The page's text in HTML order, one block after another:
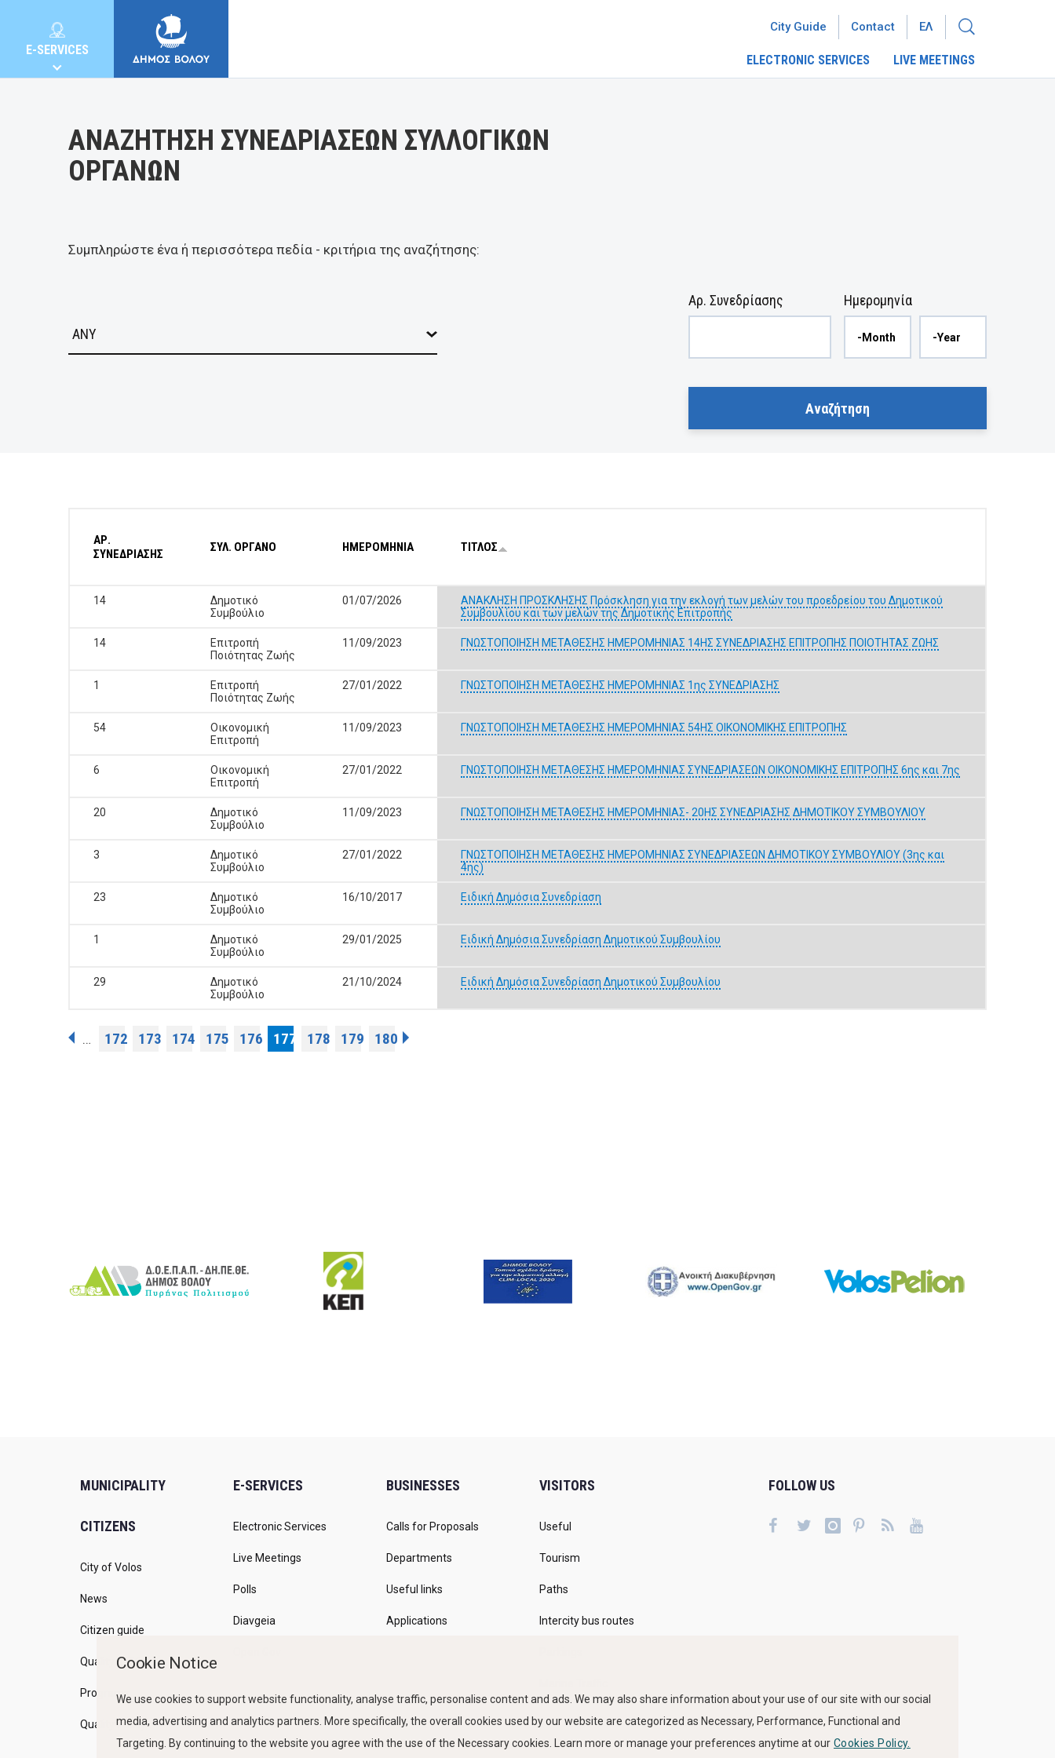
E-SERVICES
BUSINESSES
ELECTRONIC SERVICES LIVE MEETINGS
City Guide Contact ΕΛ
ΑΝΑΖΗΤΗΣΗ ΣΥΝΕΔΡΙΑΣΕΩΝ ΣΥΛΛΟΓΙΚΩΝ
ΟΡΓΑΝΩΝ
Συμπληρώστε ένα ή περισσότερα πεδία - κριτήρια της αναζήτησης:
Ημερομηνία
Αρ. Συνεδρίασης
ΑΡ.
ΣΥΝΕΔΡΙΑΣΗΣ
ΣΥΛ. ΟΡΓΑΝΟ ΗΜΕΡΟΜΗΝΙΑ ΤΙΤΛΟΣ
14
Δημοτικό
Συμβούλιο
01/07/2026
ΑΝΑΚΛΗΣΗ ΠΡΟΣΚΛΗΣΗΣ Πρόσκληση για την εκλογή των μελών του προεδρείου του Δημοτικού
Συμβουλίου και των μελών της Δημοτικής Επιτροπής
14
Επιτροπή
Ποιότητας Ζωής
11/09/2023 ΓΝΩΣΤΟΠΟΙΗΣΗ ΜΕΤΑΘΕΣΗΣ ΗΜΕΡΟΜΗΝΙΑΣ 14ΗΣ ΣΥΝΕΔΡΙΑΣΗΣ ΕΠΙΤΡΟΠΗΣ ΠΟΙΟΤΗΤΑΣ ΖΩΗΣ
1
Επιτροπή
Ποιότητας Ζωής
27/01/2022 ΓΝΩΣΤΟΠΟΙΗΣΗ ΜΕΤΑΘΕΣΗΣ ΗΜΕΡΟΜΗΝΙΑΣ 1ης ΣΥΝΕΔΡΙΑΣΗΣ
54
Οικονομική
Επιτροπή
11/09/2023 ΓΝΩΣΤΟΠΟΙΗΣΗ ΜΕΤΑΘΕΣΗΣ ΗΜΕΡΟΜΗΝΙΑΣ 54ΗΣ ΟΙΚΟΝΟΜΙΚΗΣ ΕΠΙΤΡΟΠΗΣ
6
Οικονομική
Επιτροπή
27/01/2022 ΓΝΩΣΤΟΠΟΙΗΣΗ ΜΕΤΑΘΕΣΗΣ ΗΜΕΡΟΜΗΝΙΑΣ ΣΥΝΕΔΡΙΑΣΕΩΝ ΟΙΚΟΝΟΜΙΚΗΣ ΕΠΙΤΡΟΠΗΣ 6ης και 7ης
20
Δημοτικό
Συμβούλιο
11/09/2023 ΓΝΩΣΤΟΠΟΙΗΣΗ ΜΕΤΑΘΕΣΗΣ ΗΜΕΡΟΜΗΝΙΑΣ- 20ΗΣ ΣΥΝΕΔΡΙΑΣΗΣ ΔΗΜΟΤΙΚΟΥ ΣΥΜΒΟΥΛΙΟΥ
3
Δημοτικό
Συμβούλιο
27/01/2022
ΓΝΩΣΤΟΠΟΙΗΣΗ ΜΕΤΑΘΕΣΗΣ ΗΜΕΡΟΜΗΝΙΑΣ ΣΥΝΕΔΡΙΑΣΕΩΝ ΔΗΜΟΤΙΚΟΥ ΣΥΜΒΟΥΛΙΟΥ (3ης και
4ης)
23
Δημοτικό
Συμβούλιο
16/10/2017 Ειδική Δημόσια Συνεδρίαση
1
Δημοτικό
Συμβούλιο
29/01/2025 Ειδική Δημόσια Συνεδρίαση Δημοτικού Συμβουλίου
29
Δημοτικό
Συμβούλιο
21/10/2024 Ειδική Δημόσια Συνεδρίαση Δημοτικού Συμβουλίου
Pages
… 172 173 174 175 176 177 178 179 180
MUNICIPALITY
CITIZENS
City of Volos
News
Citizen guide
Quality of life
Programs
Quality Policy
E-SERVICES
Electronic Services
Live Meetings
Polls
Diavgeia
BUSINESSES
Calls for Proposals
Departments
Useful links
Applications
VISITORS
Useful
Tourism
Paths
Intercity bus routes
FOLLOW US
Cookie Notice
We use cookies to support website functionality, analyse traffic, personalise content and ads. We may also share information about your use of our site with our social
media, advertising and analytics partners. More specifically, the overall cookies used by our website are categorized as Necessary, Performance, Functional and
Targeting. By continuing to the website you agree with the use of the Necessary cookies. Learn more or manage your preferences anytime at our Cookies Policy.